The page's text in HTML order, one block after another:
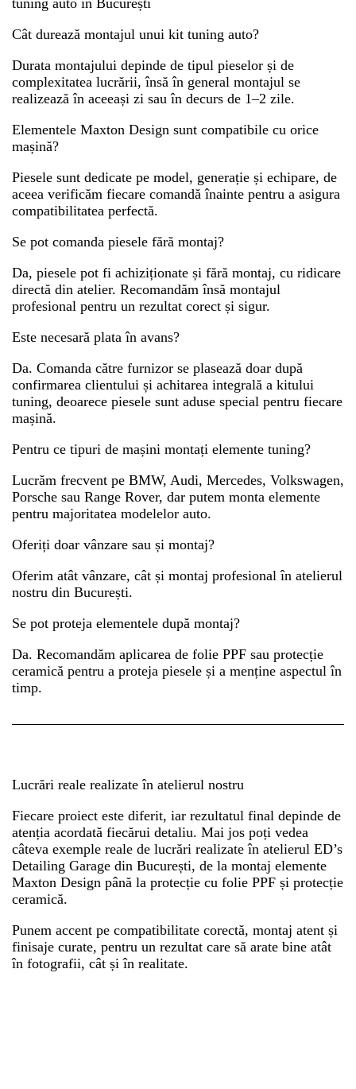
Cât durează montajul unui kit tuning auto?
Durata montajului depinde de tipul pieselor și de
complexitatea lucrării, însă în general montajul se
realizează în aceeași zi sau în decurs de 1–2 zile.
Elementele Maxton Design sunt compatibile cu orice
mașină?
Piesele sunt dedicate pe model, generație și echipare, de
aceea verificăm fiecare comandă înainte pentru a asigura
compatibilitatea perfectă.
Se pot comanda piesele fără montaj?
Da, piesele pot fi achiziționate și fără montaj, cu ridicare
directă din atelier. Recomandăm însă montajul
profesional pentru un rezultat corect și sigur.
Este necesară plata în avans?
Da. Comanda către furnizor se plasează doar după
confirmarea clientului și achitarea integrală a kitului
tuning, deoarece piesele sunt aduse special pentru fiecare
mașină.
Pentru ce tipuri de mașini montați elemente tuning?
Lucrăm frecvent pe BMW, Audi, Mercedes, Volkswagen,
Porsche sau Range Rover, dar putem monta elemente
pentru majoritatea modelelor auto.
Oferiți doar vânzare sau și montaj?
Oferim atât vânzare, cât și montaj profesional în atelierul
nostru din București.
Se pot proteja elementele după montaj?
Da. Recomandăm aplicarea de folie PPF sau protecție
ceramică pentru a proteja piesele și a menține aspectul în
timp.
Lucrări reale realizate în atelierul nostru
Fiecare proiect este diferit, iar rezultatul final depinde de
atenția acordată fiecărui detaliu. Mai jos poți vedea
câteva exemple reale de lucrări realizate în atelierul ED’s
Detailing Garage din București, de la montaj elemente
Maxton Design până la protecție cu folie PPF și protecție
ceramică.
Punem accent pe compatibilitate corectă, montaj atent și
finisaje curate, pentru un rezultat care să arate bine atât
în fotografii, cât și în realitate.